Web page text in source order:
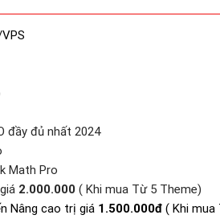
đầy đủ nhất 2024
Math Pro
2.000.000 ( Khi mua Từ 5 Theme)
Nâng cao trị giá 1.500.000đ ( Khi mua